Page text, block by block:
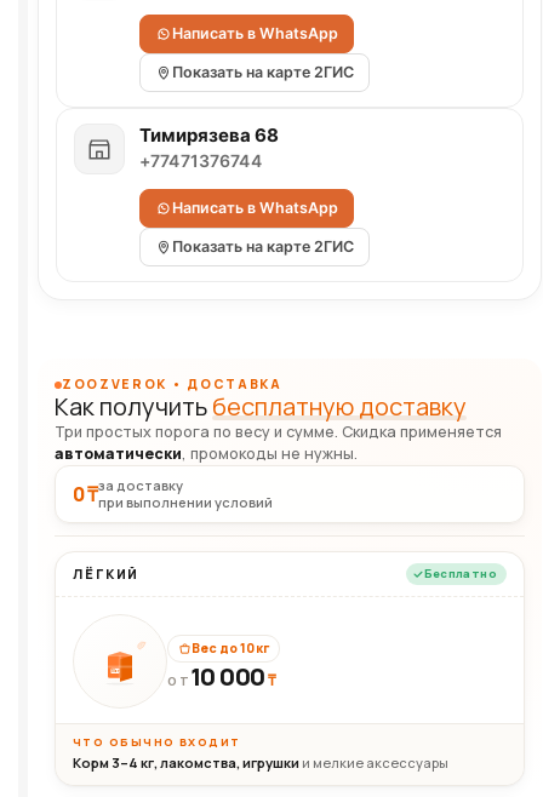
Написать в WhatsApp
Показать на карте 2ГИС
Тимирязева 68
+77471376744
Написать в WhatsApp
Показать на карте 2ГИС
ZOOZVEROK • ДОСТАВКА
Как получитьбесплатную доставку
Три простых порога по весу и сумме. Скидка применяется
автоматически, промокоды не нужны.
0 ₸за доставку
при выполнении условий
ЛЁГКИЙ Бесплатно
10кг
Вес до 10 кг
ОТ 10 000₸
ЧТО ОБЫЧНО ВХОДИТ
Корм 3–4 кг, лакомства, игрушки и мелкие аксессуары